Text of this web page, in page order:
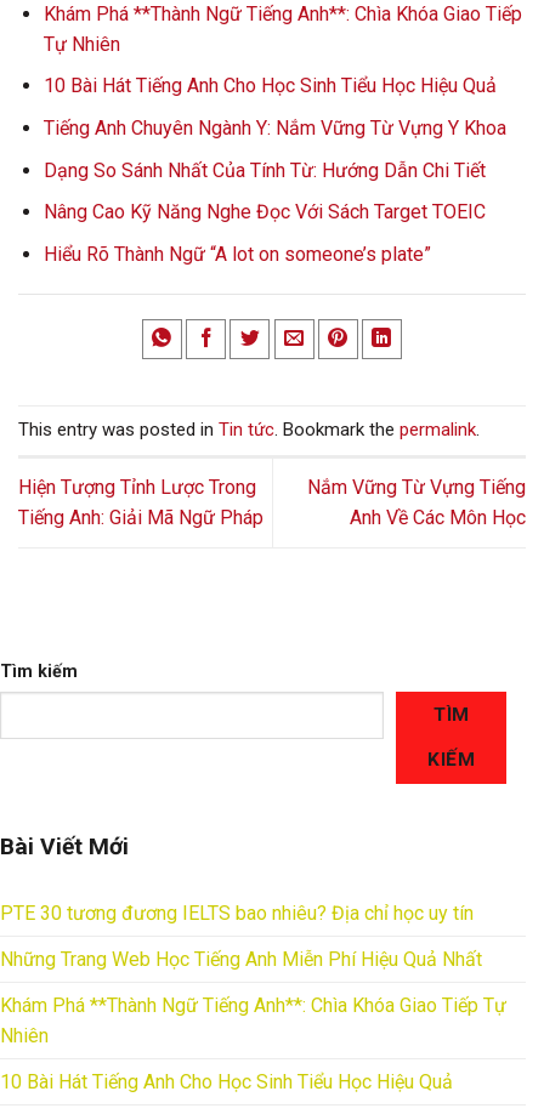
Khám Phá **Thành Ngữ Tiếng Anh**: Chìa Khóa Giao Tiếp
Tự Nhiên
10 Bài Hát Tiếng Anh Cho Học Sinh Tiểu Học Hiệu Quả
Tiếng Anh Chuyên Ngành Y: Nắm Vững Từ Vựng Y Khoa
Dạng So Sánh Nhất Của Tính Từ: Hướng Dẫn Chi Tiết
Nâng Cao Kỹ Năng Nghe Đọc Với Sách Target TOEIC
Hiểu Rõ Thành Ngữ “A lot on someone’s plate”
This entry was posted in Tin tức. Bookmark the permalink.
Hiện Tượng Tỉnh Lược Trong
Tiếng Anh: Giải Mã Ngữ Pháp
Nắm Vững Từ Vựng Tiếng
Anh Về Các Môn Học
Tìm kiếm
TÌM
KIẾM
Bài Viết Mới
PTE 30 tương đương IELTS bao nhiêu? Địa chỉ học uy tín
Những Trang Web Học Tiếng Anh Miễn Phí Hiệu Quả Nhất
Khám Phá **Thành Ngữ Tiếng Anh**: Chìa Khóa Giao Tiếp Tự
Nhiên
10 Bài Hát Tiếng Anh Cho Học Sinh Tiểu Học Hiệu Quả